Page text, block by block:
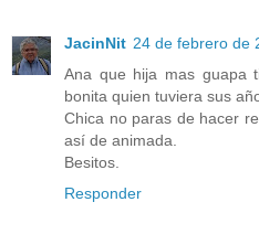
JacinNit 24 de febrero de
Ana que hija mas guapa
bonita quien tuviera sus
Chica no paras de hacer
así de animada.
Besitos.
Responder